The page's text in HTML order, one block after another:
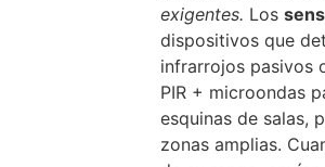
exigentes. Los
dispositivos que
infrarrojos pasivos
PIR + microondas
esquinas de salas,
zonas amplias.